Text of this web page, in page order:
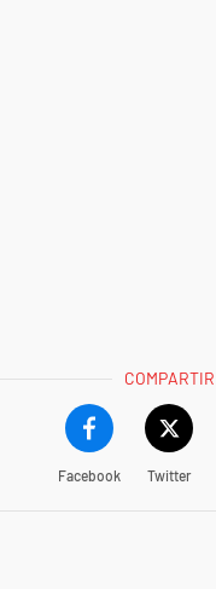
COMPARTIR
Facebook Twitter